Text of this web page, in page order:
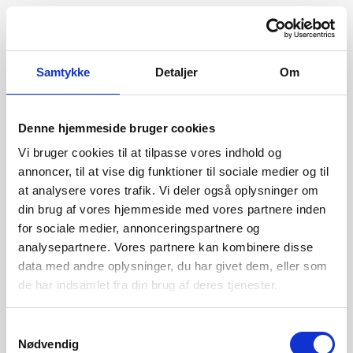
Samtykke Detaljer Om
Denne hjemmeside bruger cookies
Vi bruger cookies til at tilpasse vores indhold og
annoncer, til at vise dig funktioner til sociale medier og til
at analysere vores trafik. Vi deler også oplysninger om
din brug af vores hjemmeside med vores partnere inden
for sociale medier, annonceringspartnere og
analysepartnere. Vores partnere kan kombinere disse
data med andre oplysninger, du har givet dem, eller som
de har indsamlet fra din brug af deres tjenester.
Nødvendig
404